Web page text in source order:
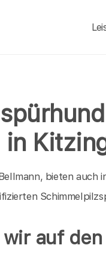
in
bieten auch
auf